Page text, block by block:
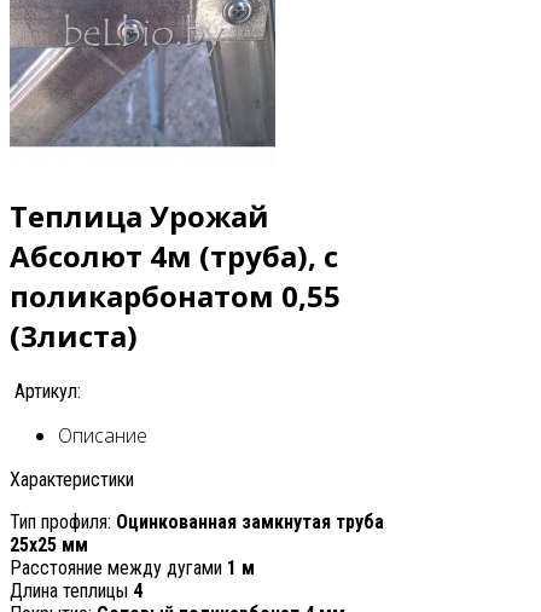
Теплица Урожай
Абсолют 4м (труба), с
поликарбонатом 0,55
(3листа)
Артикул:
Описание
Характеристики
Тип профиля: Оцинкованная замкнутая труба
25х25 мм
Расстояние между дугами 1 м
Длина теплицы 4